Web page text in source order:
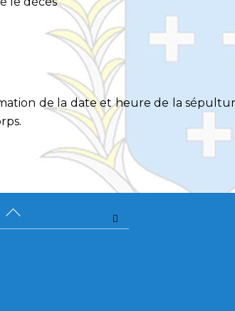
de la date et heure de la
Back
To